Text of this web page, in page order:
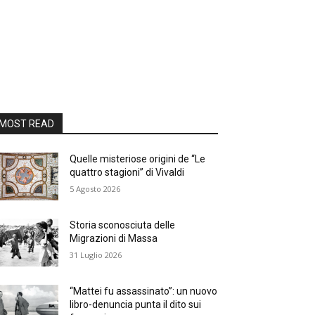
READ
Quelle misteriose origini de “Le
quattro stagioni” di Vivaldi
5 Agosto 2026
Storia sconosciuta delle
Migrazioni di Massa
31 Luglio 2026
“Mattei fu assassinato”: un nuovo
libro-denuncia punta il dito sui